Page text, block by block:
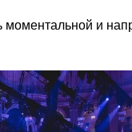
моментальной и